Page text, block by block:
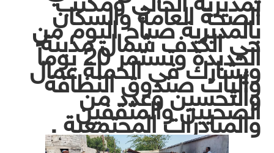
الصحة العامة والسكان
بالمديرية صباح اليوم من
حي الكدف شمال مدينة
الحديدة وتستمر 20 يوماً
ويشارك في الحملة عمال
وأليات صندوق النظافة
والتحسين وعدد من
الصحيين والمثقفين
والمبادرات المجتمعية .